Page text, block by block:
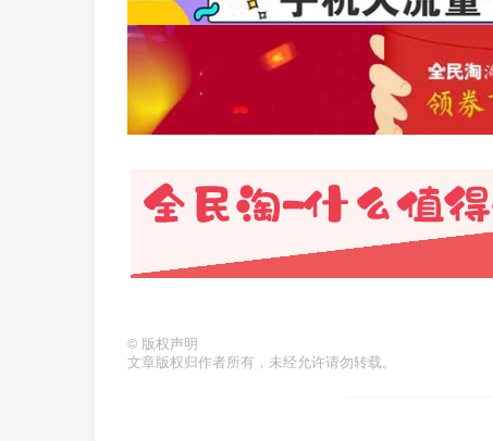
© 版权声明
文章版权归作者所有，未经允许请勿转载。